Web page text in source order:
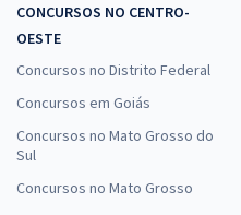
CONCURSOS NO CENTRO-
OESTE
Concursos no Distrito Federal
Concursos em Goiás
Concursos no Mato Grosso do
Sul
Concursos no Mato Grosso